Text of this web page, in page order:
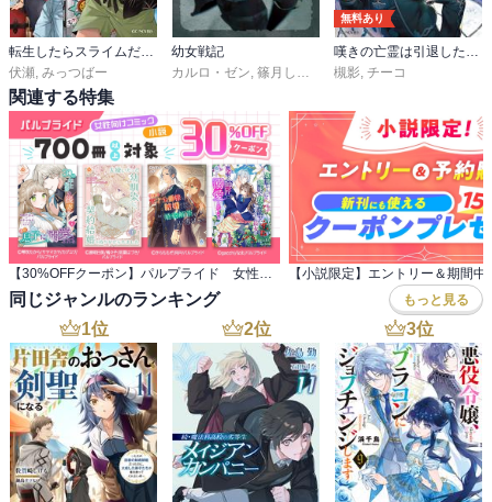
伏瀬 みっつばー
幼女戦記
カルロ・ゼン 篠月しのぶ
無料あり
槻影 チーコ
関連する特集
同じジャンルのランキング もっと見る
1位 2位 3位